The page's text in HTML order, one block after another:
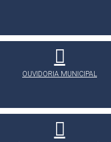
OUVIDORIA MUNICIPAL